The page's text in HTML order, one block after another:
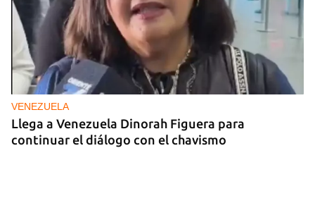
VENEZUELA
Llega a Venezuela Dinorah Figuera para
continuar el diálogo con el chavismo